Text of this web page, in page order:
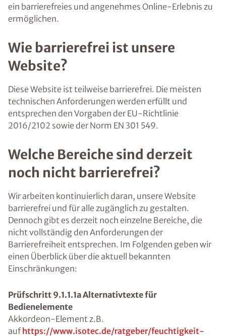
ein barrierefreies und angenehmes Online-Erlebnis zu
ermöglichen.
Wie barrierefrei ist unsere
Website?
Diese Website ist teilweise barrierefrei. Die meisten
technischen Anforderungen werden erfüllt und
entsprechen den Vorgaben der EU-Richtlinie
2016/2102 sowie der Norm EN 301 549.
Welche Bereiche sind derzeit
noch nicht barrierefrei?
Wir arbeiten kontinuierlich daran, unsere Website
barrierefrei und für alle zugänglich zu gestalten.
Dennoch gibt es derzeit noch einzelne Bereiche, die
nicht vollständig den Anforderungen der
Barrierefreiheit entsprechen. Im Folgenden geben wir
einen Überblick über die aktuell bekannten
Einschränkungen:
Prüfschritt 9.1.1.1a Alternativtexte für
Bedienelemente
Akkordeon-Element z.B.
auf https://www.isotec.de/ratgeber/feuchtigkeit-